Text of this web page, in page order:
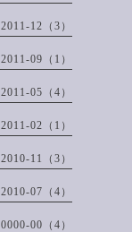
2011-12（3）
2011-09（1）
2011-05（4）
2011-02（1）
2010-11（3）
2010-07（4）
0000-00（4）